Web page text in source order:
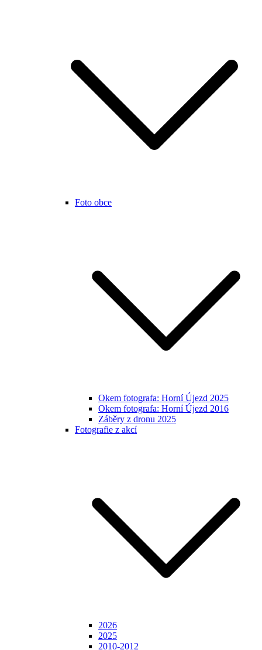
Foto obce
Okem fotografa: Horní Újezd 2025
Okem fotografa: Horní Újezd 2016
Záběry z dronu 2025
Fotografie z akcí
2026
2025
2010-2012